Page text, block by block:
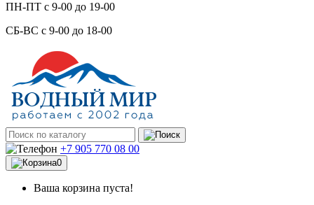
ПН-ПТ с 9-00 до 19-00
СБ-ВС с 9-00 до 18-00
+7 905 770 08 00
0
Ваша корзина пуста!